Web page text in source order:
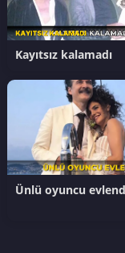
Kayıtsız kalamadı
Ünlü oyuncu